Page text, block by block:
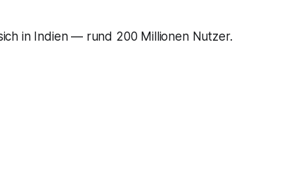
in Indien — rund 200 Millionen Nutzer.